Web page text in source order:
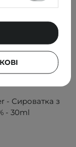
- Сироватка з
- 30ml